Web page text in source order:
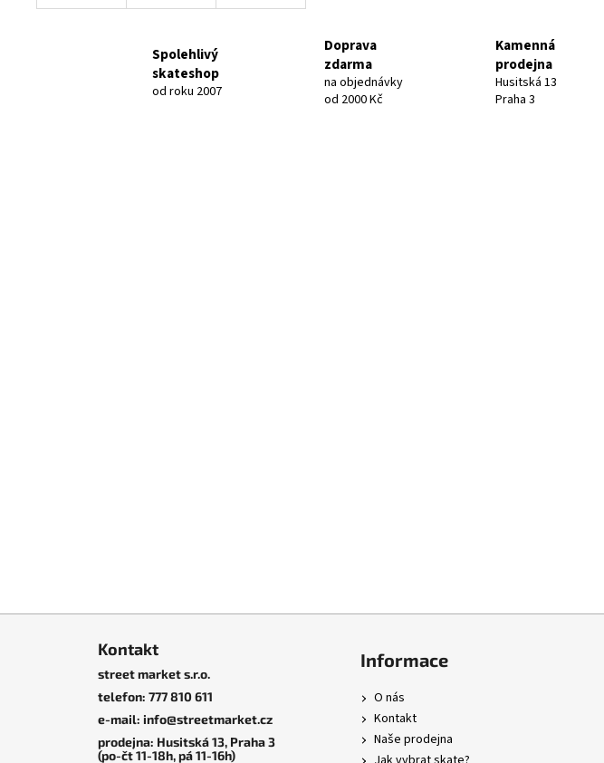
Spolehlivý
skateshop
od roku 2007
Doprava
zdarma
na objednávky
od 2000 Kč
Kamenná
prodejna
Husitská 13
Praha 3
Kontakt
street market s.r.o.
telefon: 777 810 611
e-mail: info@streetmarket.cz
prodejna: Husitská 13, Praha 3
(po-čt 11-18h, pá 11-16h)
Informace
O nás
Kontakt
Naše prodejna